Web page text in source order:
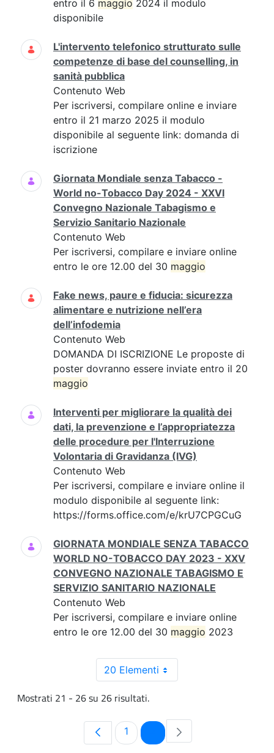
entro il 6 maggio 2024 il modulo
disponibile
L'intervento telefonico strutturato sulle
competenze di base del counselling, in
sanità pubblica
Contenuto Web
Per iscriversi, compilare online e inviare
entro il 21 marzo 2025 il modulo
disponibile al seguente link: domanda di
iscrizione
Giornata Mondiale senza Tabacco -
World no-Tobacco Day 2024 - XXVI
Convegno Nazionale Tabagismo e
Servizio Sanitario Nazionale
Contenuto Web
Per iscriversi, compilare e inviare online
entro le ore 12.00 del 30 maggio
Fake news, paure e fiducia: sicurezza
alimentare e nutrizione nell’era
dell’infodemia
Contenuto Web
DOMANDA DI ISCRIZIONE Le proposte di
poster dovranno essere inviate entro il 20
maggio
Interventi per migliorare la qualità dei
dati, la prevenzione e l’appropriatezza
delle procedure per l'Interruzione
Volontaria di Gravidanza (IVG)
Contenuto Web
Per iscriversi, compilare e inviare online il
modulo disponibile al seguente link:
https://forms.office.com/e/krU7CPGCuG
GIORNATA MONDIALE SENZA TABACCO
WORLD NO-TOBACCO DAY 2023 - XXV
CONVEGNO NAZIONALE TABAGISMO E
SERVIZIO SANITARIO NAZIONALE
Contenuto Web
Per iscriversi, compilare e inviare online
entro le ore 12.00 del 30 maggio 2023
20 Elementi
Mostrati 21 - 26 su 26 risultati.
Pagina
1 Pagina